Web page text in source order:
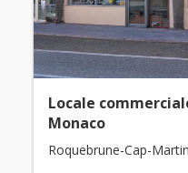
Locale
Monaco
Roquebrune-Cap-